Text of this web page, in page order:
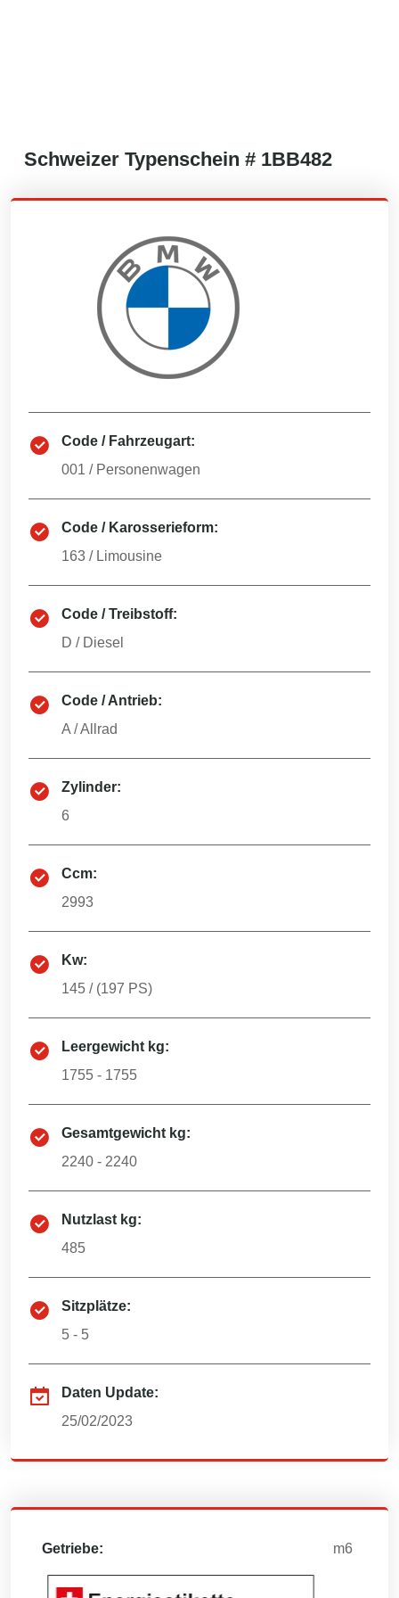
Schweizer Typenschein # 1BB482
Code / Fahrzeugart:
001 / Personenwagen
Code / Karosserieform:
163 / Limousine
Code / Treibstoff:
D / Diesel
Code / Antrieb:
A /Allrad
Zylinder:
6
Ccm:
2993
Kw:
145 / (197 PS)
Leergewicht kg:
1755 - 1755
Gesamtgewicht kg:
2240 - 2240
Nutzlast kg:
485
Sitzplätze:
5 - 5
Daten Update:
25/02/2023
Getriebe: m6